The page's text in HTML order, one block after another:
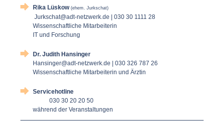
Rika Lüskow (ehem. Jurkschat)
Jurkschat@adt-netzwerk.de | 030 30 1111 28
Wissenschaftliche Mitarbeiterin
IT und Forschung
Dr. Judith Hansinger
Hansinger@adt-netzwerk.de | 030 326 787 26
Wissenschaftliche Mitarbeiterin und Ärztin
Servicehotline
030 30 20 20 50
während der Veranstaltungen